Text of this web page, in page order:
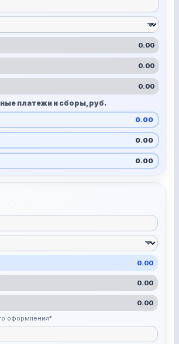
0.00
0.00
0.00
платежи и сборы, руб.
0.00
0.00
0.00
0.00
0.00
0.00
оформления*